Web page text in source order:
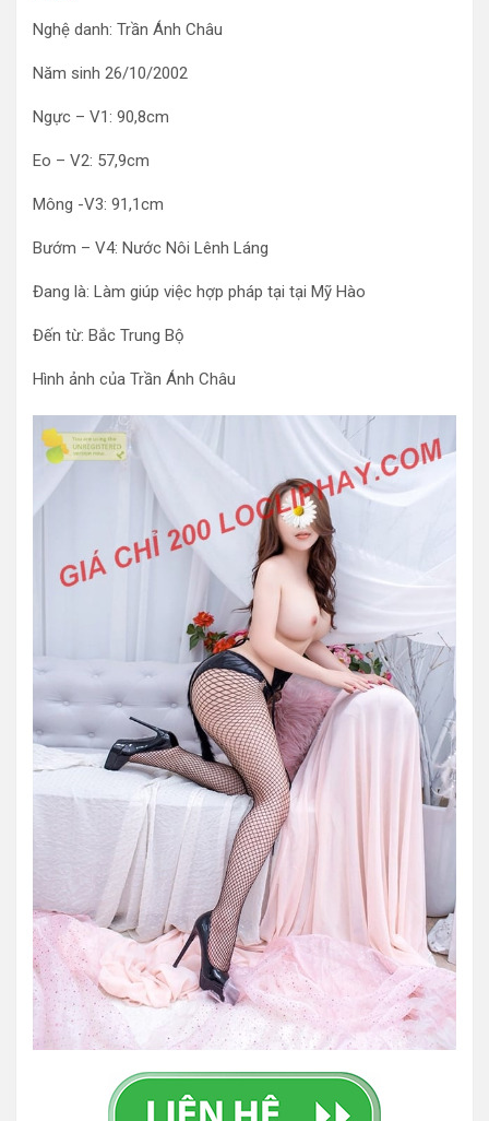
Nghệ danh: Trần Ánh Châu
Năm sinh 26/10/2002
Ngực – V1: 90,8cm
Eo – V2: 57,9cm
Mông -V3: 91,1cm
Bướm – V4: Nước Nôi Lênh Láng
Đang là: Làm giúp việc hợp pháp tại tại Mỹ Hào
Đến từ: Bắc Trung Bộ
Hình ảnh của Trần Ánh Châu